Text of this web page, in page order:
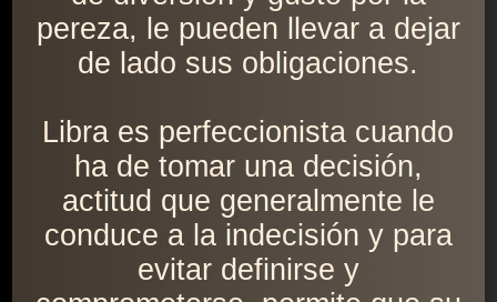
pereza, le pueden llevar a dejar
de lado sus obligaciones.
Libra es perfeccionista cuando
ha de tomar una decisión,
actitud que generalmente le
conduce a la indecisión y para
evitar definirse y